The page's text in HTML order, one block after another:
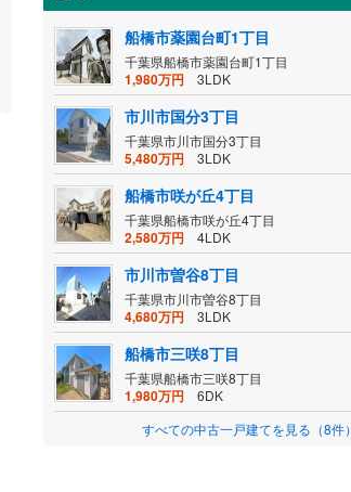
船橋市薬園台町1丁目
千葉県船橋市薬園台町1丁目
1,980万円 3LDK
市川市国分3丁目
千葉県市川市国分3丁目
5,480万円 3LDK
船橋市咲が丘4丁目
千葉県船橋市咲が丘4丁目
2,580万円 4LDK
市川市曽谷8丁目
千葉県市川市曽谷8丁目
4,680万円 3LDK
船橋市三咲8丁目
千葉県船橋市三咲8丁目
1,980万円 6DK
すべての中古一戸建てを見る（8件）